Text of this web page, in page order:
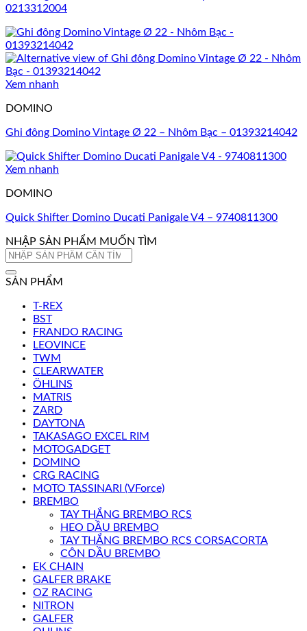
0213312004
Xem nhanh
DOMINO
Ghi đông Domino Vintage Ø 22 – Nhôm Bạc – 01393214042
Xem nhanh
DOMINO
Quick Shifter Domino Ducati Panigale V4 – 9740811300
NHẬP SẢN PHẨM MUỐN TÌM
Tìm
SẢN PHẨM
T-REX
BST
FRANDO RACING
LEOVINCE
TWM
CLEARWATER
ÖHLINS
MATRIS
ZARD
DAYTONA
TAKASAGO EXCEL RIM
MOTOGADGET
DOMINO
CRG RACING
MOTO TASSINARI (VForce)
BREMBO
TAY THẮNG BREMBO RCS
HEO DẦU BREMBO
TAY THẮNG BREMBO RCS CORSACORTA
CÔN DẦU BREMBO
EK CHAIN
GALFER BRAKE
OZ RACING
NITRON
GALFER